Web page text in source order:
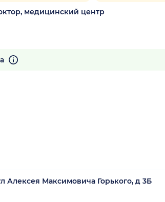
медицинский центр
Алексея Максимовича Горького, д 3Б